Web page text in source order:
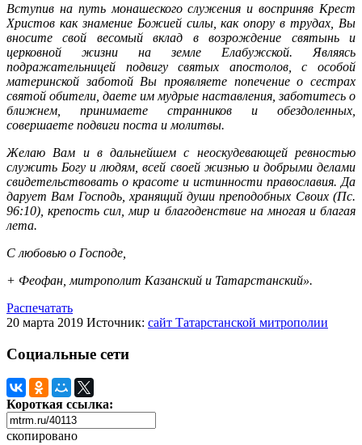
Вступив на путь монашеского служения и восприняв Крест
Христов как знамение Божией силы, как опору в трудах, Вы
вносите свой весомый вклад в возрождение святынь и
церковной жизни на земле Елабужской. Являясь
подражательницей подвигу святых апостолов, с особой
материнской заботой Вы проявляете попечение о сестрах
святой обители, даете им мудрые наставления, заботитесь о
ближнем, принимаете странников и обездоленных,
совершаете подвиги поста и молитвы.
Желаю Вам и в дальнейшем с неоскудевающей ревностью
служить Богу и людям, всей своей жизнью и добрыми делами
свидетельствовать о красоте и истинности православия. Да
дарует Вам Господь, хранящий души преподобных Своих (Пс.
96:10), крепость сил, мир и благоденствие на многая и благая
лета.
С любовью о Господе,
+ Феофан, митрополит Казанский и Татарстанский».
Распечатать
20 марта 2019 Источник: сайт Татарстанской митрополии
Социальные сети
Короткая ссылка:
скопировано